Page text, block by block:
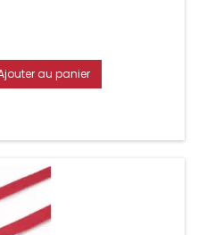
le vol que pendant le
paire.
au panier